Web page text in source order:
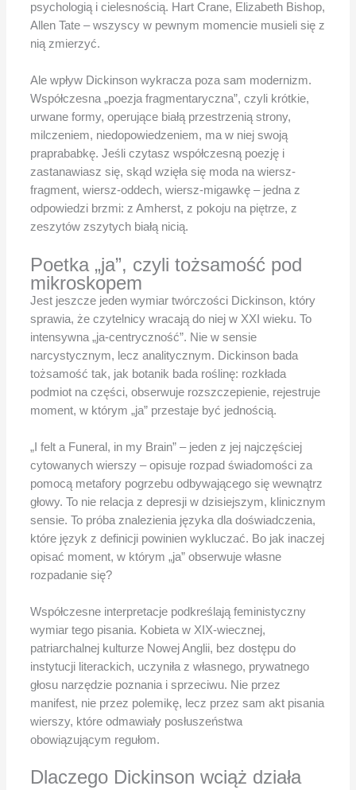
psychologią i cielesnością. Hart Crane, Elizabeth Bishop,
Allen Tate – wszyscy w pewnym momencie musieli się z
nią zmierzyć.
Ale wpływ Dickinson wykracza poza sam modernizm.
Współczesna „poezja fragmentaryczna”, czyli krótkie,
urwane formy, operujące białą przestrzenią strony,
milczeniem, niedopowiedzeniem, ma w niej swoją
praprababkę. Jeśli czytasz współczesną poezję i
zastanawiasz się, skąd wzięła się moda na wiersz-
fragment, wiersz-oddech, wiersz-migawkę – jedna z
odpowiedzi brzmi: z Amherst, z pokoju na piętrze, z
zeszytów zszytych białą nicią.
Poetka „ja”, czyli tożsamość pod
mikroskopem
Jest jeszcze jeden wymiar twórczości Dickinson, który
sprawia, że czytelnicy wracają do niej w XXI wieku. To
intensywna „ja-centryczność”. Nie w sensie
narcystycznym, lecz analitycznym. Dickinson bada
tożsamość tak, jak botanik bada roślinę: rozkłada
podmiot na części, obserwuje rozszczepienie, rejestruje
moment, w którym „ja” przestaje być jednością.
„I felt a Funeral, in my Brain” – jeden z jej najczęściej
cytowanych wierszy – opisuje rozpad świadomości za
pomocą metafory pogrzebu odbywającego się wewnątrz
głowy. To nie relacja z depresji w dzisiejszym, klinicznym
sensie. To próba znalezienia języka dla doświadczenia,
które język z definicji powinien wykluczać. Bo jak inaczej
opisać moment, w którym „ja” obserwuje własne
rozpadanie się?
Współczesne interpretacje podkreślają feministyczny
wymiar tego pisania. Kobieta w XIX-wiecznej,
patriarchalnej kulturze Nowej Anglii, bez dostępu do
instytucji literackich, uczyniła z własnego, prywatnego
głosu narzędzie poznania i sprzeciwu. Nie przez
manifest, nie przez polemikę, lecz przez sam akt pisania
wierszy, które odmawiały posłuszeństwa
obowiązującym regułom.
Dlaczego Dickinson wciąż działa